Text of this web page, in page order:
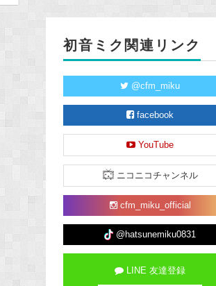
初音ミク関連リンク
@cfm_miku
facebook
YouTube
ニコニコチャンネル
cfm_miku_official
@hatsunemiku0831
LINE 友達登録